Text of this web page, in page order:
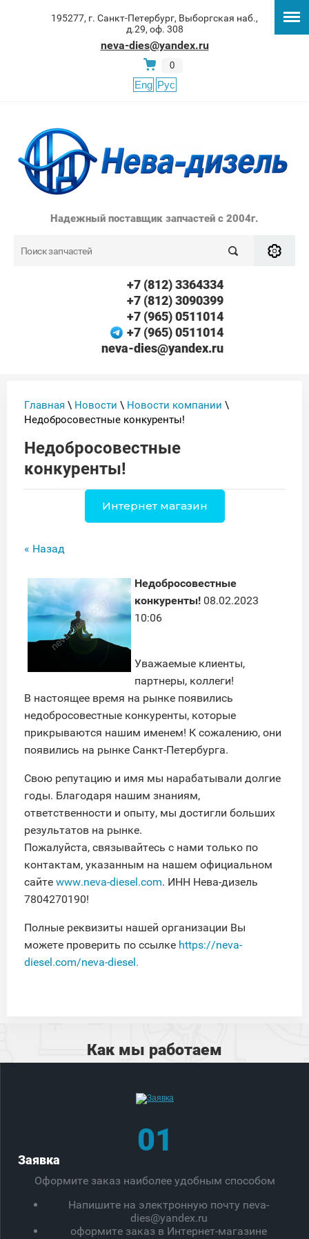
195277, г. Санкт-Петербург, Выборгская наб.,
д.29, оф. 308
neva-dies@yandex.ru
0
Eng Рус
Надежный поставщик запчастей с 2004г.
+7 (812) 3364334
+7 (812) 3090399
+7 (965) 0511014
+7 (965) 0511014
neva-dies@yandex.ru
Главная \ Новости \ Новости компании \
Недобросовестные конкуренты!
Недобросовестные
конкуренты!
Интернет магазин
« Назад
Недобросовестные
конкуренты! 08.02.2023
10:06
Уважаемые клиенты,
партнеры, коллеги!
В настоящее время на рынке появились
недобросовестные конкуренты, которые
прикрываются нашим именем! К сожалению, они
появились на рынке Санкт-Петербурга.
Свою репутацию и имя мы нарабатывали долгие
годы. Благодаря нашим знаниям,
ответственности и опыту, мы достигли больших
результатов на рынке.
Пожалуйста, связывайтесь с нами только по
контактам, указанным на нашем официальном
сайте www.neva-diesel.com. ИНН Нева-дизель
7804270190!
Полные реквизиты нашей организации Вы
можете проверить по ссылке https://neva-
diesel.com/neva-diesel.
Как мы работаем
01
Заявка
Оформите заказ наиболее удобным способом
Напишите на электронную почту neva-
dies@yandex.ru
оформите заказ в Интернет-магазине